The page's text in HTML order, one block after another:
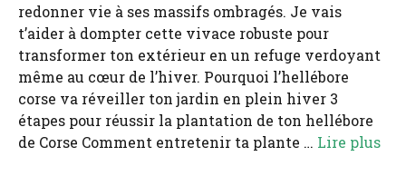
redonner vie à ses massifs ombragés. Je vais
t’aider à dompter cette vivace robuste pour
transformer ton extérieur en un refuge verdoyant
même au cœur de l’hiver. Pourquoi l’hellébore
corse va réveiller ton jardin en plein hiver 3
étapes pour réussir la plantation de ton hellébore
de Corse Comment entretenir ta plante … Lire plus